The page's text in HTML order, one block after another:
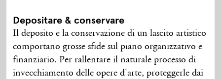
Depositare & conservare
Il deposito e la conservazione di un lascito artistico
comportano grosse sfide sul piano organizzativo e
finanziario. Per rallentare il naturale processo di
invecchiamento delle opere d'arte, proteggerle dai